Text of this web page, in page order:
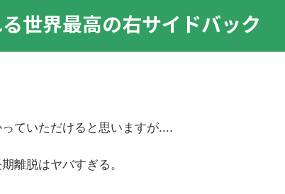
世界最高の右サイドバック
ていただけると思いますが....
離脱はヤバすぎる。